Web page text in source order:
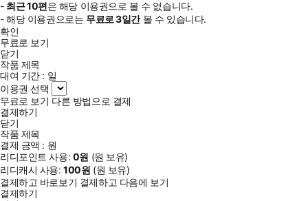
- 최근10편은 해당 이용권으로 볼 수 없습니다.
- 해당 이용권으로는 무료로3일간볼 수 있습니다.
확인
무료로 보기
닫기
작품 제목
대여 기간 : 일
이용권 선택
무료로 보기 다른 방법으로 결제
결제하기
닫기
작품 제목
결제 금액 : 원
리디포인트 사용: 0원 (원 보유)
리디캐시 사용:100원 (원 보유)
결제하고 바로보기 결제하고 다음에 보기
결제하기